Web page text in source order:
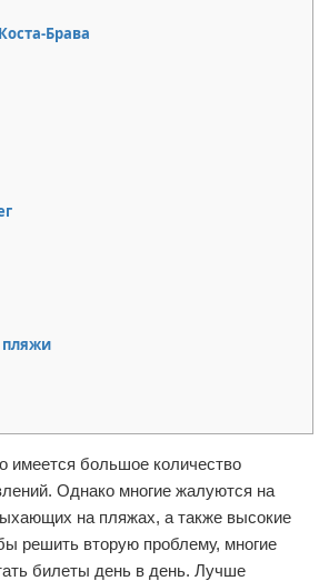
Брава
пляжи
имеется большое количество
Однако многие жалуются на
на пляжах, а также высокие
решить вторую проблему, многие
билеты день в день. Лучше